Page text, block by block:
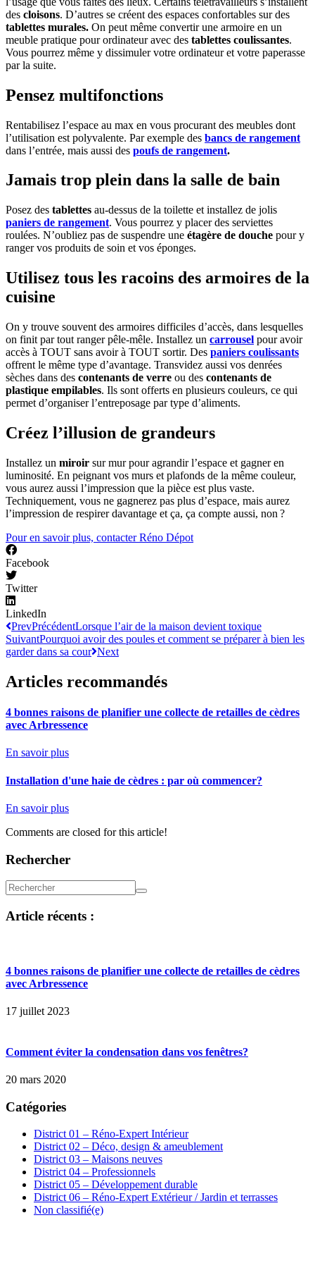
des cloisons. D’autres se créent des espaces confortables sur des
tablettes murales. On peut même convertir une armoire en un
meuble pratique pour ordinateur avec des tablettes coulissantes.
Vous pourrez même y dissimuler votre ordinateur et votre paperasse
par la suite.
Pensez multifonctions
Rentabilisez l’espace au max en vous procurant des meubles dont
l’utilisation est polyvalente. Par exemple des bancs de rangement
dans l’entrée, mais aussi des poufs de rangement.
Jamais trop plein dans la salle de bain
Posez des tablettes au-dessus de la toilette et installez de jolis
paniers de rangement. Vous pourrez y placer des serviettes
roulées. N’oubliez pas de suspendre une étagère de douche pour y
ranger vos produits de soin et vos éponges.
Utilisez tous les racoins des armoires de la
cuisine
On y trouve souvent des armoires difficiles d’accès, dans lesquelles
on finit par tout ranger pêle-mêle. Installez un carrousel pour avoir
accès à TOUT sans avoir à TOUT sortir. Des paniers coulissants
offrent le même type d’avantage. Transvidez aussi vos denrées
sèches dans des contenants de verre ou des contenants de
plastique empilables. Ils sont offerts en plusieurs couleurs, ce qui
permet d’organiser l’entreposage par type d’aliments.
Créez l’illusion de grandeurs
Installez un miroir sur mur pour agrandir l’espace et gagner en
luminosité. En peignant vos murs et plafonds de la même couleur,
vous aurez aussi l’impression que la pièce est plus vaste.
Techniquement, vous ne gagnerez pas plus d’espace, mais aurez
l’impression de respirer davantage et ça, ça compte aussi, non ?
Pour en savoir plus, contacter Réno Dépot
Facebook
Twitter
LinkedIn
PrevPrécédentLorsque l’air de la maison devient toxique
SuivantPourquoi avoir des poules et comment se préparer à bien les
garder dans sa cour Next
Articles recommandés
4 bonnes raisons de planifier une collecte de retailles de cèdres
avec Arbressence
En savoir plus
Installation d'une haie de cèdres : par où commencer?
En savoir plus
Comments are closed for this article!
Rechercher
Article récents :
4 bonnes raisons de planifier une collecte de retailles de cèdres
avec Arbressence
17 juillet 2023
Comment éviter la condensation dans vos fenêtres?
20 mars 2020
Catégories
District 01 – Réno-Expert Intérieur
District 02 – Déco, design & ameublement
District 03 – Maisons neuves
District 04 – Professionnels
District 05 – Développement durable
District 06 – Réno-Expert Extérieur / Jardin et terrasses
Non classifié(e)